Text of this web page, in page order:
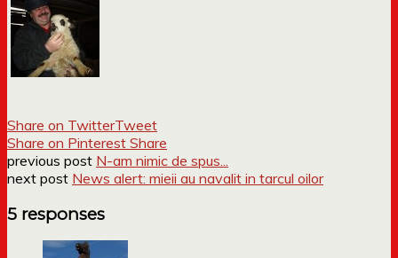
Share on TwitterTweet
Share on Pinterest Share
previous post N-am nimic de spus...
next post News alert: mieii au navalit in tarcul oilor
5 responses